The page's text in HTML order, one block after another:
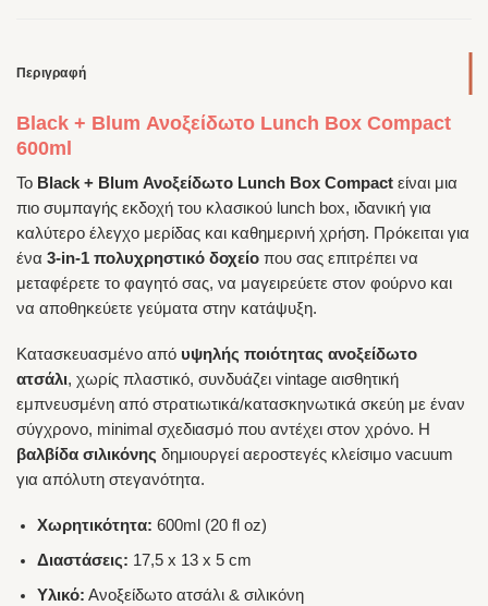
Περιγραφή
Black + Blum Ανοξείδωτο Lunch Box Compact
600ml
Το Black + Blum Ανοξείδωτο Lunch Box Compact είναι μια
πιο συμπαγής εκδοχή του κλασικού lunch box, ιδανική για
καλύτερο έλεγχο μερίδας και καθημερινή χρήση. Πρόκειται για
ένα 3-in-1 πολυχρηστικό δοχείο που σας επιτρέπει να
μεταφέρετε το φαγητό σας, να μαγειρεύετε στον φούρνο και
να αποθηκεύετε γεύματα στην κατάψυξη.
Κατασκευασμένο από υψηλής ποιότητας ανοξείδωτο
ατσάλι, χωρίς πλαστικό, συνδυάζει vintage αισθητική
εμπνευσμένη από στρατιωτικά/κατασκηνωτικά σκεύη με έναν
σύγχρονο, minimal σχεδιασμό που αντέχει στον χρόνο. Η
βαλβίδα σιλικόνης δημιουργεί αεροστεγές κλείσιμο vacuum
για απόλυτη στεγανότητα.
Χωρητικότητα: 600ml (20 fl oz)
Διαστάσεις: 17,5 x 13 x 5 cm
Υλικό: Ανοξείδωτο ατσάλι & σιλικόνη